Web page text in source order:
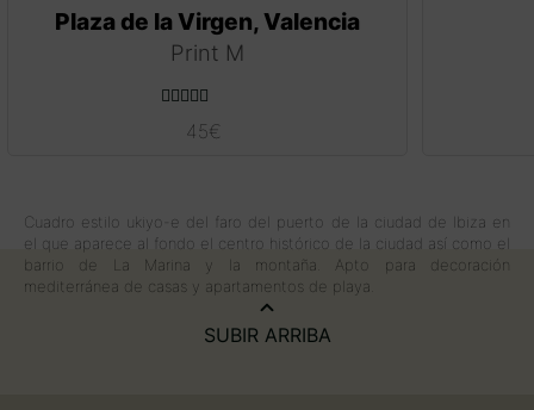
Plaza de la Virgen, Valencia
Print M
Valorado con
45€
Cuadro estilo ukiyo-e del faro del puerto de la ciudad de Ibiza en
el que aparece al fondo el centro histórico de la ciudad así como el
barrio de La Marina y la montaña. Apto para decoración
mediterránea de casas y apartamentos de playa.
SUBIR ARRIBA